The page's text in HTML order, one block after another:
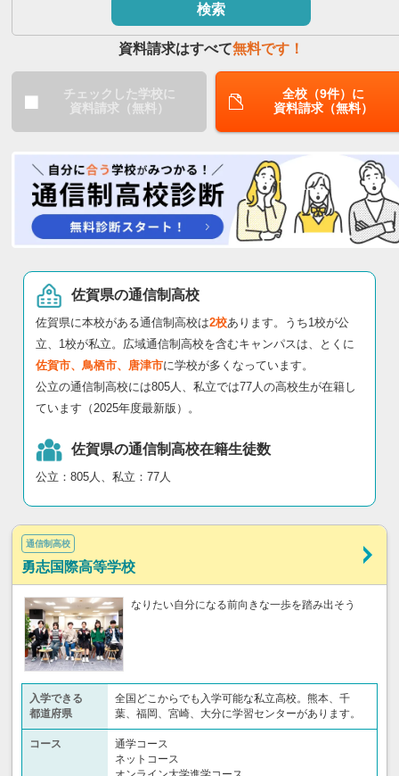
検索
資料請求はすべて無料です！
チェックした学校に
資料請求（無料）
全校（9件）に
資料請求（無料）
佐賀県の通信制高校
佐賀県に本校がある通信制高校は2校あります。うち1校が公
立、1校が私立。広域通信制高校を含むキャンパスは、とくに
佐賀市、鳥栖市、唐津市に学校が多くなっています。
公立の通信制高校には805人、私立では77人の高校生が在籍し
ています（2025年度最新版）。
佐賀県の通信制高校在籍生徒数
公立：805人、私立：77人
通信制高校
勇志国際高等学校
なりたい自分になる前向きな一歩を踏み出そう
入学できる
都道府県
全国どこからでも入学可能な私立高校。熊本、千
葉、福岡、宮崎、大分に学習センターがあります。
コース
通学コース
ネットコース